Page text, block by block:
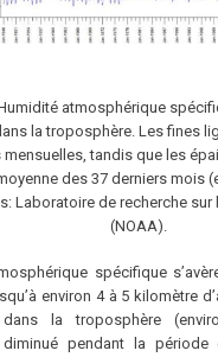
atmosphérique
la troposphère. Les fines
mensuelles, tandis que les
des 37 derniers mois
Laboratoire de recherche sur
(NOAA).
spécifique
environ 4 à 5 kilomètre
la troposphère
pendant la période